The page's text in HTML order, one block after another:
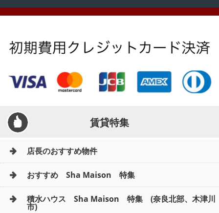
賃貸特集
店長のおすすめ物件
おすすめ Sha Maison 特集
積水ハウス Sha Maison 特集 (奈良北部、木津川
市)